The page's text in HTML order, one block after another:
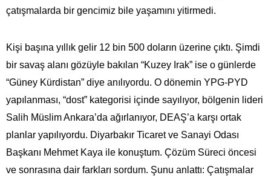
çatışmalarda bir gencimiz bile yaşamını yitirmedi.
Kişi başına yıllık gelir 12 bin 500 doların üzerine çıktı. Şimdi
bir savaş alanı gözüyle bakılan “Kuzey Irak” ise o günlerde
“Güney Kürdistan” diye anılıyordu. O dönemin YPG-PYD
yapılanması, “dost” kategorisi içinde sayılıyor, bölgenin lideri
Salih Müslim Ankara’da ağırlanıyor, DEAŞ’a karşı ortak
planlar yapılıyordu. Diyarbakır Ticaret ve Sanayi Odası
Başkanı Mehmet Kaya ile konuştum. Çözüm Süreci öncesi
ve sonrasına dair farkları sordum. Şunu anlattı: Çatışmalar